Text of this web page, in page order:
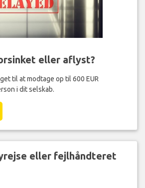
eller aflyst?
til at modtage op til 600 EUR
i dit selskab.
eller fejlhåndteret